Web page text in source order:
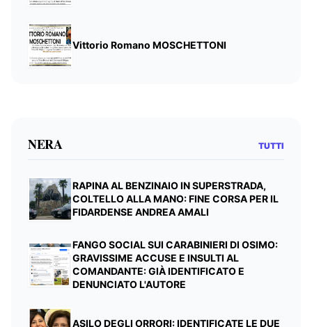
Vittorio Romano MOSCHETTONI
NERA TUTTI
RAPINA AL BENZINAIO IN SUPERSTRADA,
COLTELLO ALLA MANO: FINE CORSA PER IL
FIDARDENSE ANDREA AMALI
FANGO SOCIAL SUI CARABINIERI DI OSIMO:
GRAVISSIME ACCUSE E INSULTI AL
COMANDANTE: GIÀ IDENTIFICATO E
DENUNCIATO L'AUTORE
ASILO DEGLI ORRORI: IDENTIFICATE LE DUE